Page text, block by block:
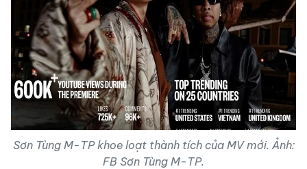
Sơn Tùng M-TP khoe loạt thành tích của MV mới. Ảnh:
FB Sơn Tùng M-TP.